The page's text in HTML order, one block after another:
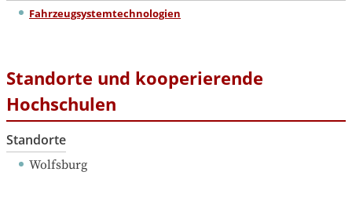
Fahrzeugsystemtechnologien
Standorte und kooperierende
Hochschulen
Standorte
Wolfsburg